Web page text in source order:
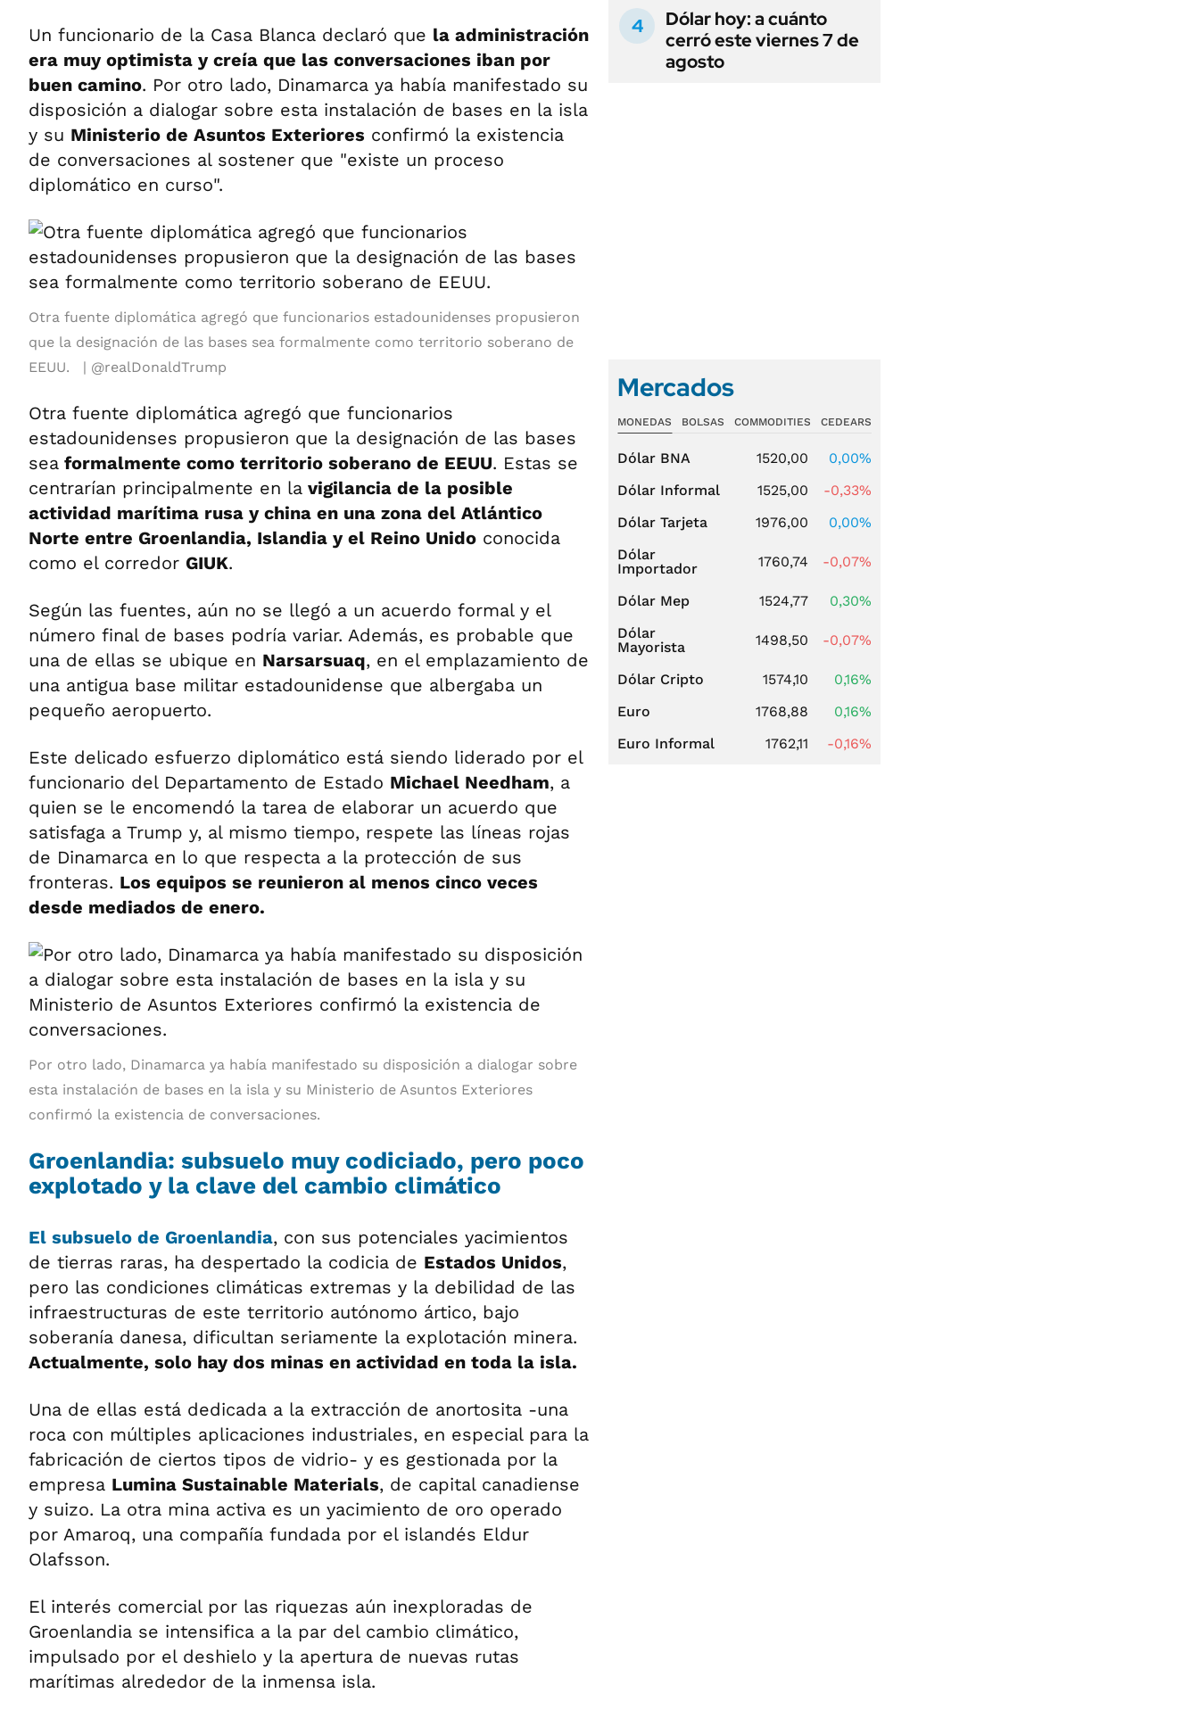
Un funcionario de la Casa Blanca declaró que la administración
era muy optimista y creía que las conversaciones iban por
buen camino. Por otro lado, Dinamarca ya había manifestado su
disposición a dialogar sobre esta instalación de bases en la isla
y su Ministerio de Asuntos Exteriores confirmó la existencia
de conversaciones al sostener que "existe un proceso
diplomático en curso".
Otra fuente diplomática agregó que funcionarios estadounidenses propusieron
que la designación de las bases sea formalmente como territorio soberano de
EEUU.
@realDonaldTrump
Otra fuente diplomática agregó que funcionarios
estadounidenses propusieron que la designación de las bases
sea formalmente como territorio soberano de EEUU. Estas se
centrarían principalmente en la vigilancia de la posible
actividad marítima rusa y china en una zona del Atlántico
Norte entre Groenlandia, Islandia y el Reino Unido conocida
como el corredor GIUK.
Según las fuentes, aún no se llegó a un acuerdo formal y el
número final de bases podría variar. Además, es probable que
una de ellas se ubique en Narsarsuaq, en el emplazamiento de
una antigua base militar estadounidense que albergaba un
pequeño aeropuerto.
Este delicado esfuerzo diplomático está siendo liderado por el
funcionario del Departamento de Estado Michael Needham, a
quien se le encomendó la tarea de elaborar un acuerdo que
satisfaga a Trump y, al mismo tiempo, respete las líneas rojas
de Dinamarca en lo que respecta a la protección de sus
fronteras. Los equipos se reunieron al menos cinco veces
desde mediados de enero.
Por otro lado, Dinamarca ya había manifestado su disposición a dialogar sobre
esta instalación de bases en la isla y su Ministerio de Asuntos Exteriores
confirmó la existencia de conversaciones.
Groenlandia: subsuelo muy codiciado, pero poco
explotado y la clave del cambio climático
El subsuelo de Groenlandia, con sus potenciales yacimientos
de tierras raras, ha despertado la codicia de Estados Unidos,
pero las condiciones climáticas extremas y la debilidad de las
infraestructuras de este territorio autónomo ártico, bajo
soberanía danesa, dificultan seriamente la explotación minera.
Actualmente, solo hay dos minas en actividad en toda la isla.
Una de ellas está dedicada a la extracción de anortosita -una
roca con múltiples aplicaciones industriales, en especial para la
fabricación de ciertos tipos de vidrio- y es gestionada por la
empresa Lumina Sustainable Materials, de capital canadiense
y suizo. La otra mina activa es un yacimiento de oro operado
por Amaroq, una compañía fundada por el islandés Eldur
Olafsson.
El interés comercial por las riquezas aún inexploradas de
Groenlandia se intensifica a la par del cambio climático,
impulsado por el deshielo y la apertura de nuevas rutas
marítimas alrededor de la inmensa isla.
Dólar hoy: a cuánto
cerró este viernes 7 de
agosto
Mercados
MONEDAS BOLSAS COMMODITIES CEDEARS
Dólar BNA 1520,00
0,00%
Dólar Informal
1525,00
-0,33%
Dólar Tarjeta
1976,00
0,00%
Dólar
Importador
1760,74 -0,07%
Dólar Mep 1524,77
0,30%
Dólar
Mayorista
1498,50 -0,07%
Dólar Cripto 1574,10
0,16%
Euro
1768,88
0,16%
Euro Informal
1762,11 -0,16%